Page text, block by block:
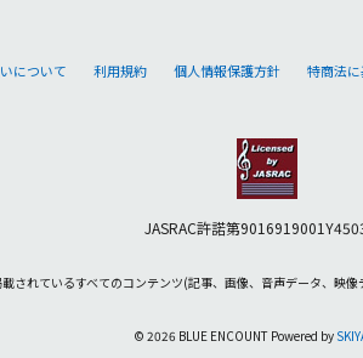
について 利用規約 個人情報保護方針 特商法
JASRAC許諾第
されているすべてのコンテンツ(記事、画像、音声データ、映像
© 2026 BLUE ENCOUNT Powered by